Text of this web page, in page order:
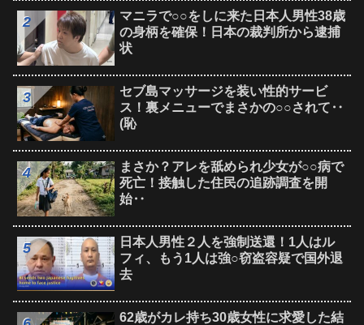
マニラで○○をしに来た日本人男性38歳
の身柄を確保！日本の裁判所から逮捕
状
セブ島マッサージを装い性的サービ
ス！裏メニューでまさかの○○されて‥
(恥
まさか？アレを舐められ少女が○○病で
死亡！接触した住民の追跡調査を開
始‥
日本人男性２人を強制送還！1人はル
フィ、もう1人は強○窃盗容疑で国外退
去
62歳がカレ持ち30歳女性に求愛した結